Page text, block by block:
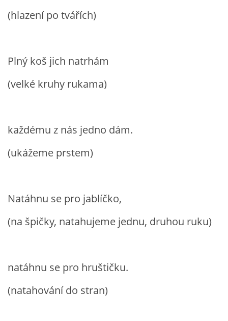
BÁSNĚ K TÉMATU ZIMA
VZDĚLÁVACÍ PLÁN OD ZÁŘÍ DO ČERVNA
JÓGOVÉ CVIČENÍ, TYPY, RADY, RECENZE
STÁTNÍ SVÁTKY
(hlazení po tvářích)
Plný koš jich natrhám
(velké kruhy rukama)
každému z nás jedno dám.
(ukážeme prstem)
Natáhnu se pro jablíčko,
(na špičky, natahujeme jednu, druhou ruku)
natáhnu se pro hruštičku.
(natahování do stran)